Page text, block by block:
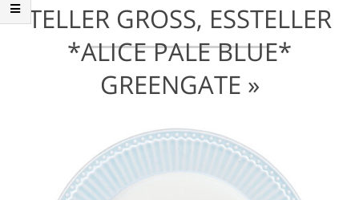
TELLER GROSS, ESSTELLER *
ALICE PALE BLUE* G
REENGATE »